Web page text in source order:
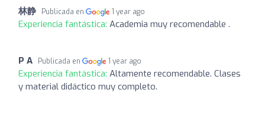
林静 Publicada en 1 year ago
Experiencia fantástica: Academia muy recomendable .
P A Publicada en 1 year ago
Experiencia fantástica: Altamente recomendable. Clases
y material didáctico muy completo.